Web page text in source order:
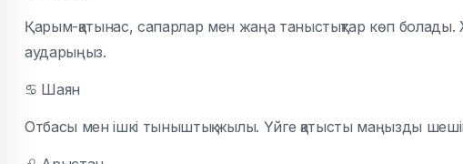
Қарым-қатынас, сапарлар мен жаңа таныстықтар көп болады.
аударыңыз.
♋ Шаян
Отбасы мен ішкі тыныштық жылы. Үйге қатысты маңызды